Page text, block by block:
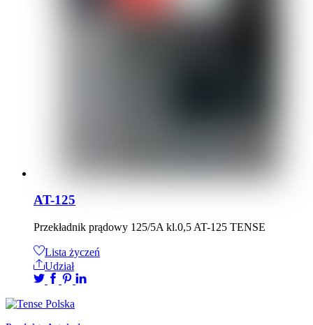
AT-125
Przekładnik prądowy 125/5A kl.0,5 AT-125 TENSE
Lista życzeń
Udział